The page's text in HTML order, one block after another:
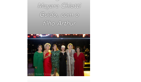
Mayara Chiotti
Guido, com o
filho Arthur